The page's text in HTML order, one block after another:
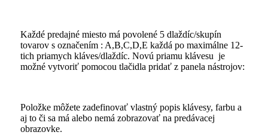
Každé predajné miesto má povolené 5 dlaždíc/skupín
tovarov s označením : A,B,C,D,E každá po maximálne 12-
tich priamych kláves/dlaždíc. Novú priamu klávesu je
možné vytvoriť pomocou tlačidla pridať z panela nástrojov:
Položke môžete zadefinovať vlastný popis klávesy, farbu a
aj to či sa má alebo nemá zobrazovať na predávacej
obrazovke.